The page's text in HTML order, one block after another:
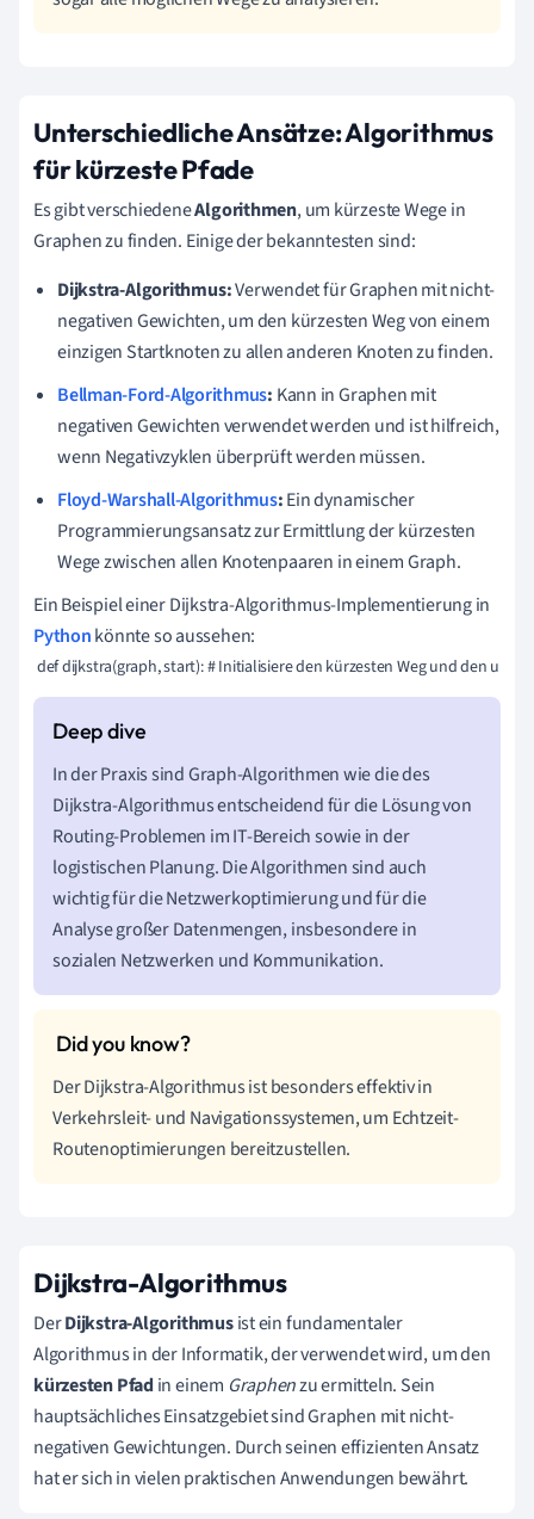
Unterschiedliche Ansätze: Algorithmus
für kürzeste Pfade
Es gibt verschiedeneAlgorithmen, um kürzeste Wege in
Graphen zu finden. Einige der bekanntesten sind:
Dijkstra-Algorithmus:Verwendet für Graphen mit nicht-
negativen Gewichten, um den kürzesten Weg von einem
einzigen Startknoten zu allen anderen Knoten zu finden.
Bellman-Ford-Algorithmus: Kann in Graphen mit
negativen Gewichten verwendet werden und ist hilfreich,
wenn Negativzyklen überprüft werden müssen.
Floyd-Warshall-Algorithmus:Ein dynamischer
Programmierungsansatz zur Ermittlung der kürzesten
Wege zwischen allen Knotenpaaren in einem Graph.
Ein Beispiel einer Dijkstra-Algorithmus-Implementierung in
Pythonkönnte so aussehen:
def dijkstra(graph, start): # Initialisiere den kürzesten Weg und den
In der Praxis sind Graph-Algorithmen wie die des
Dijkstra-Algorithmus entscheidend für die Lösung von
Routing-Problemen im IT-Bereich sowie in der
logistischen Planung. Die Algorithmen sind auch
wichtig für die Netzwerkoptimierung und für die
Analyse großer Datenmengen, insbesondere in
sozialen Netzwerken und Kommunikation.
Der Dijkstra-Algorithmus ist besonders effektiv in
Verkehrsleit- und Navigationssystemen, um Echtzeit-
Routenoptimierungen bereitzustellen.
Dijkstra-Algorithmus
DerDijkstra-Algorithmusist ein fundamentaler
Algorithmus in der Informatik, der verwendet wird, um den
kürzesten Pfadin einem Graphenzu ermitteln. Sein
hauptsächliches Einsatzgebiet sind Graphen mit nicht-
negativen Gewichtungen. Durch seinen effizienten Ansatz
hat er sich in vielen praktischen Anwendungen bewährt.